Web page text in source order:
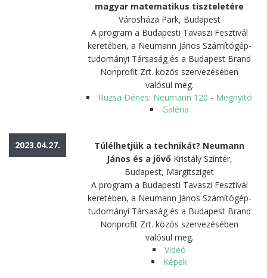
magyar matematikus tiszteletére
Városháza Park, Budapest
A program a Budapesti Tavaszi Fesztivál
keretében, a Neumann János Számítógép-
tudományi Társaság és a Budapest Brand
Nonprofit Zrt. közös szervezésében
valósul meg.
Ruzsa Dénes: Neumann 120 - Megnyitó
Galéria
2023.04.27.
Túlélhetjük a technikát? Neumann
János és a jövő Kristály Színtér,
Budapest, Margitsziget
A program a Budapesti Tavaszi Fesztivál
keretében, a Neumann János Számítógép-
tudományi Társaság és a Budapest Brand
Nonprofit Zrt. közös szervezésében
valósul meg.
Videó
Képek